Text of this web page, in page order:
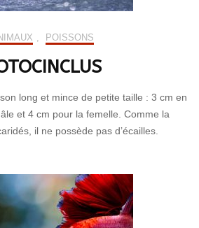
, POISSONS
long et mince de petite taille : 3 cm en
et 4 cm pour la femelle. Comme la
il ne possède pas d’écailles.